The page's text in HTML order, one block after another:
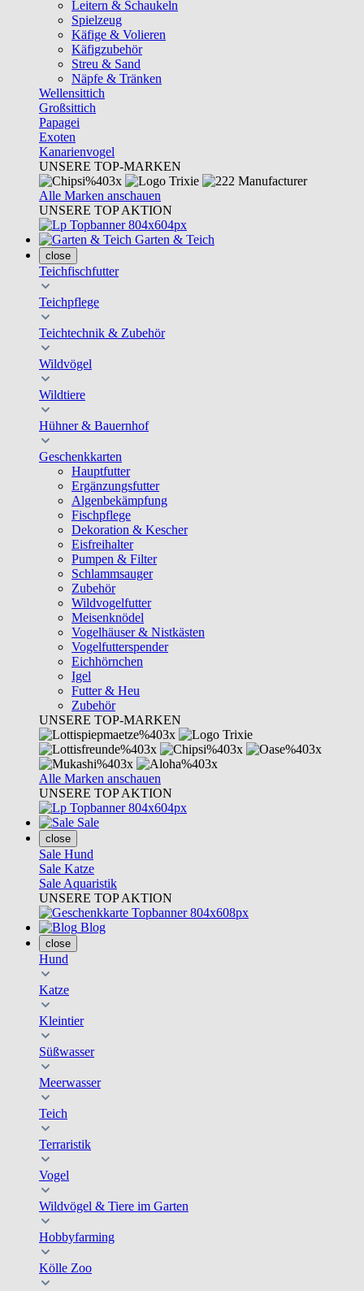
Leitern & Schaukeln
Spielzeug
Käfige & Volieren
Käfigzubehör
Streu & Sand
Näpfe & Tränken
Wellensittich
Großsittich
Papagei
Exoten
Kanarienvogel
UNSERE TOP-MARKEN
Alle Marken anschauen
UNSERE TOP AKTION
Garten & Teich
close
Teichfischfutter
Teichpflege
Teichtechnik & Zubehör
Wildvögel
Wildtiere
Hühner & Bauernhof
Geschenkkarten
Hauptfutter
Ergänzungsfutter
Algenbekämpfung
Fischpflege
Dekoration & Kescher
Eisfreihalter
Pumpen & Filter
Schlammsauger
Zubehör
Wildvogelfutter
Meisenknödel
Vogelhäuser & Nistkästen
Vogelfutterspender
Eichhörnchen
Igel
Futter & Heu
Zubehör
UNSERE TOP-MARKEN
Alle Marken anschauen
UNSERE TOP AKTION
Sale
close
Sale Hund
Sale Katze
Sale Aquaristik
UNSERE TOP AKTION
Blog
close
Hund
Katze
Kleintier
Süßwasser
Meerwasser
Teich
Terraristik
Vogel
Wildvögel & Tiere im Garten
Hobbyfarming
Kölle Zoo